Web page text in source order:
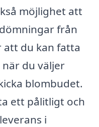
möjlighet att
från
att du kan fatta
du väljer
blombudet.
ett pålitligt och
i